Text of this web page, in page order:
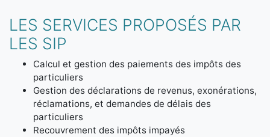
LES SERVICES PROPOSÉS PAR
LES SIP
Calcul et gestion des paiements des impôts des
particuliers
Gestion des déclarations de revenus, exonérations,
réclamations, et demandes de délais des
particuliers
Recouvrement des impôts impayés